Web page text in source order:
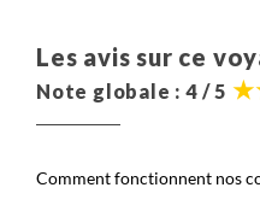
Nous pensons qu’il est
voyageur soit informé de
dernières années des
Les avis sur ce
Note globale : 4 / 5
Comment fonctionnent nos